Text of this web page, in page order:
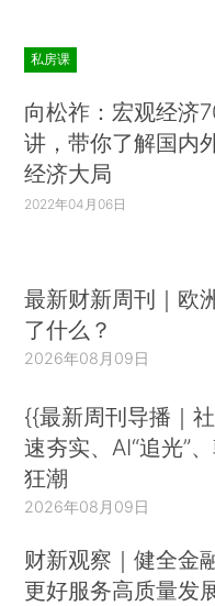
私房课
向松祚：宏观经济
讲，带你了解国内
经济大局
2022年04月06日
最新财新周刊｜欧
了什么？
2026年08月09日
{{最新周刊导播｜
速夯实、AI“追光”
狂潮
2026年08月09日
财新观察｜健全金
更好服务高质量发